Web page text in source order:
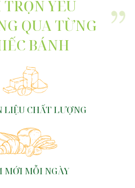
YÊU
QUA TỪNG
BÁNH
LIỆU CHẤT LƯỢNG
MỚI MỖI NGÀY